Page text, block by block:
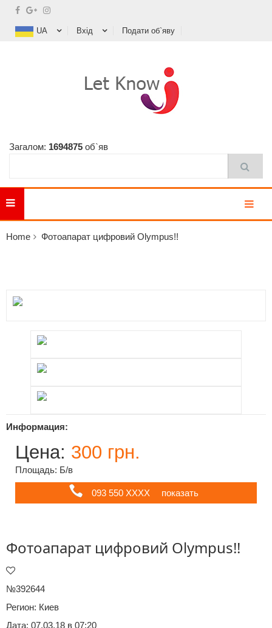
UA Вхід Подати об`яву
Загалом: 1694875 об`яв
Home Фотоапарат цифровий Olympus!!
Информация:
Цена: 300 грн.
Площадь: Б/в
093 550 ХХХХ показать
Фотоапарат цифровий Olympus!!
№392644
Регион: Киев
Дата: 07.03.18 в 07:20